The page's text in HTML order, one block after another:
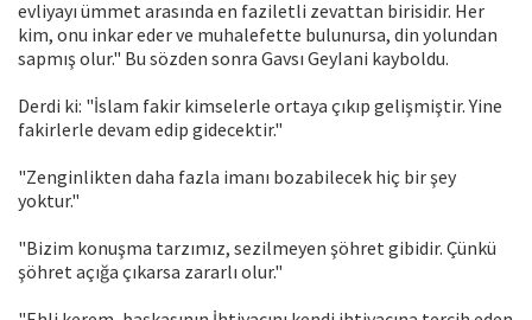
evliyayı ümmet arasında en faziletli zevattan birisidir. Her
kim, onu inkar eder ve muhalefette bulunursa, din yolundan
sapmış olur." Bu sözden sonra Gavsı GeyIani kayboldu.
Derdi ki: "İslam fakir kimselerle ortaya çıkıp gelişmiştir. Yine
fakirlerle devam edip gidecektir."
"Zenginlikten daha fazla imanı bozabilecek hiç bir şey
yoktur."
"Bizim konuşma tarzımız, sezilmeyen şöhret gibidir. Çünkü
şöhret açığa çıkarsa zararlı olur."